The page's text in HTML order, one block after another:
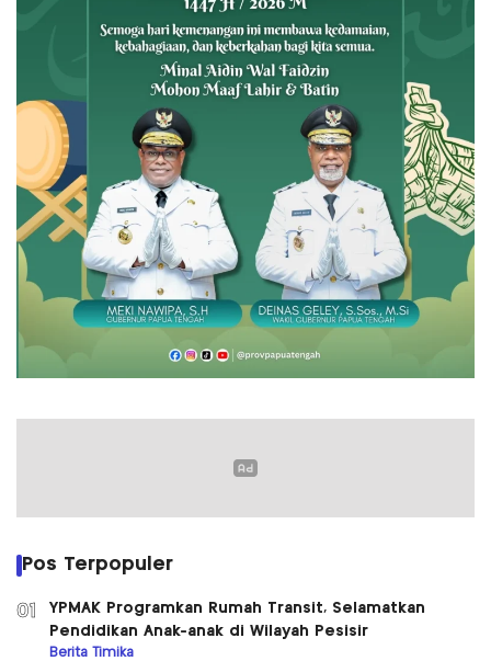
Pos Terpopuler
01
YPMAK Programkan Rumah Transit, Selamatkan
Pendidikan Anak-anak di Wilayah Pesisir
Berita Timika